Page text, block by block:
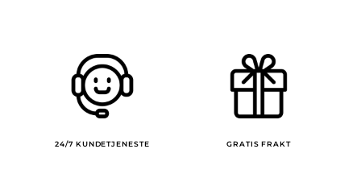
24/7 KUNDETJENESTE GRATIS FRAKT